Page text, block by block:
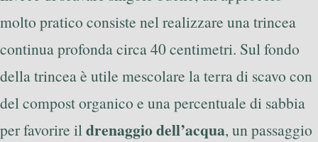
molto pratico consiste nel realizzare una trincea
continua profonda circa 40 centimetri. Sul fondo
della trincea è utile mescolare la terra di scavo con
del compost organico e una percentuale di sabbia
per favorire ildrenaggio dell’acqua, un passaggio